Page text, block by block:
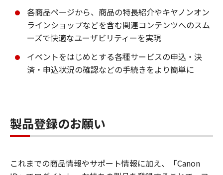
各商品ページから、商品の特長紹介やキヤノンオン
ラインショップなどを含む関連コンテンツへのスム
ーズで快適なユーザビリティーを実現
イベントをはじめとする各種サービスの申込・決
済・申込状況の確認などの手続きをより簡単に
製品登録のお願い
これまでの商品情報やサポート情報に加え、「Canon